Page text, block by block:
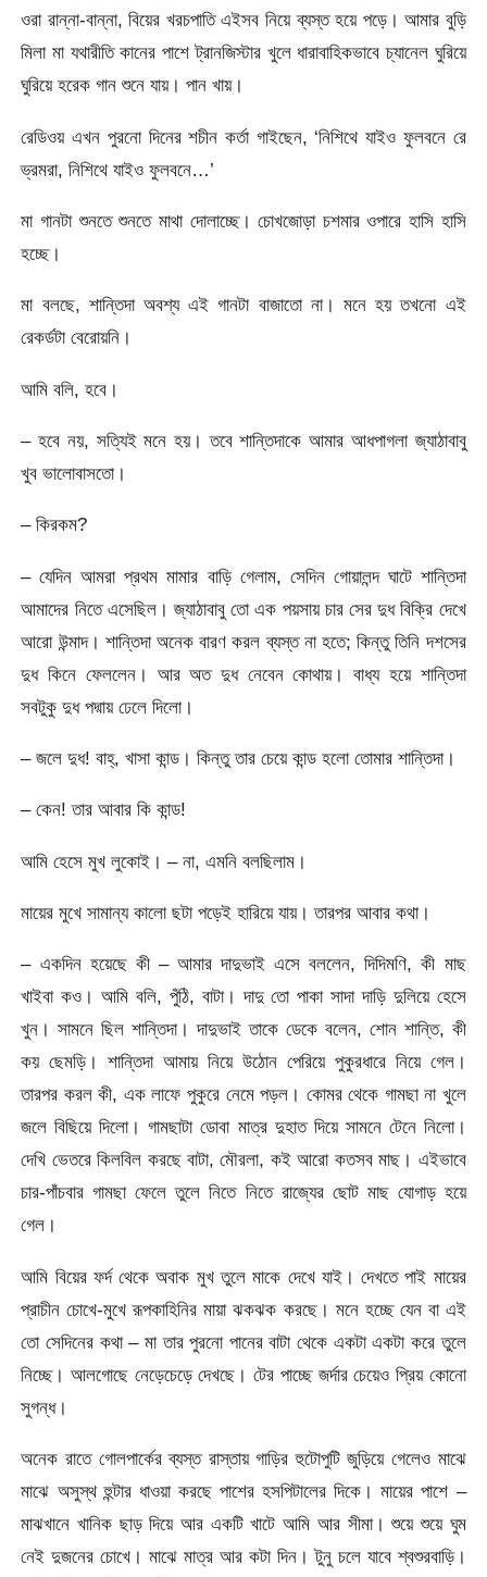
ওরা রান্না-বান্না, বিয়ের খরচপাতি এইসব নিয়ে ব্যস্ত হয়ে পড়ে। আমার বুড়ি
মিলা মা যথারীতি কানের পাশে ট্রানজিস্টার খুলে ধারাবাহিকভাবে চ্যানেল ঘুরিয়ে
ঘুরিয়ে হরেক গান শুনে যায়। পান খায়।
রেডিওয় এখন পুরনো দিনের শচীন কর্তা গাইছেন, ‘নিশিথে যাইও ফুলবনে রে
ভ্রমরা, নিশিথে যাইও ফুলবনে…’
মা গানটা শুনতে শুনতে মাথা দোলাচ্ছে। চোখজোড়া চশমার ওপারে হাসি হাসি
হচ্ছে।
মা বলছে, শান্তিদা অবশ্য এই গানটা বাজাতো না। মনে হয় তখনো এই
রেকর্ডটা বেরোয়নি।
আমি বলি, হবে।
– হবে নয়, সত্যিই মনে হয়। তবে শান্তিদাকে আমার আধপাগলা জ্যাঠাবাবু
খুব ভালোবাসতো।
– কিরকম?
– যেদিন আমরা প্রথম মামার বাড়ি গেলাম, সেদিন গোয়ালন্দ ঘাটে শান্তিদা
আমাদের নিতে এসেছিল। জ্যাঠাবাবু তো এক পয়সায় চার সের দুধ বিক্রি দেখে
আরো উন্মাদ। শান্তিদা অনেক বারণ করল ব্যস্ত না হতে; কিন্তু তিনি দশসের
দুধ কিনে ফেললেন। আর অত দুধ নেবেন কোথায়। বাধ্য হয়ে শান্তিদা
সবটুকু দুধ পদ্মায় ঢেলে দিলো।
– জলে দুধ! বাহ্, খাসা কান্ড। কিন্তু তার চেয়ে কান্ড হলো তোমার শান্তিদা।
– কেন! তার আবার কি কান্ড!
আমি হেসে মুখ লুকোই। – না, এমনি বলছিলাম।
মায়ের মুখে সামান্য কালো ছটা পড়েই হারিয়ে যায়। তারপর আবার কথা।
– একদিন হয়েছে কী – আমার দাদুভাই এসে বললেন, দিদিমণি, কী মাছ
খাইবা কও। আমি বলি, পুঁঠি, বাটা। দাদু তো পাকা সাদা দাড়ি দুলিয়ে হেসে
খুন। সামনে ছিল শান্তিদা। দাদুভাই তাকে ডেকে বলেন, শোন শান্তি, কী
কয় ছেমড়ি। শান্তিদা আমায় নিয়ে উঠোন পেরিয়ে পুকুরধারে নিয়ে গেল।
তারপর করল কী, এক লাফে পুকুরে নেমে পড়ল। কোমর থেকে গামছা না খুলে
জলে বিছিয়ে দিলো। গামছাটা ডোবা মাত্র দুহাত দিয়ে সামনে টেনে নিলো।
দেখি ভেতরে কিলবিল করছে বাটা, মৌরলা, কই আরো কতসব মাছ। এইভাবে
চার-পাঁচবার গামছা ফেলে তুলে নিতে নিতে রাজ্যের ছোট মাছ যোগাড় হয়ে
গেল।
আমি বিয়ের ফর্দ থেকে অবাক মুখ তুলে মাকে দেখে যাই। দেখতে পাই মায়ের
প্রাচীন চোখে-মুখে রূপকাহিনির মায়া ঝকঝক করছে। মনে হচ্ছে যেন বা এই
তো সেদিনের কথা – মা তার পুরনো পানের বাটা থেকে একটা একটা করে তুলে
নিচ্ছে। আলগোছে নেড়েচেড়ে দেখছে। টের পাচ্ছে জর্দার চেয়েও প্রিয় কোনো
সুগন্ধ।
অনেক রাতে গোলপার্কের ব্যস্ত রাস্তায় গাড়ির হুটোপুটি জুড়িয়ে গেলেও মাঝে
মাঝে অসুস্থ হুন্টার ধাওয়া করছে পাশের হসপিটালের দিকে। মায়ের পাশে –
মাঝখানে খানিক ছাড় দিয়ে আর একটি খাটে আমি আর সীমা। শুয়ে শুয়ে ঘুম
নেই দুজনের চোখে। মাঝে মাত্র আর কটা দিন। টুনু চলে যাবে শ্বশুরবাড়ি।